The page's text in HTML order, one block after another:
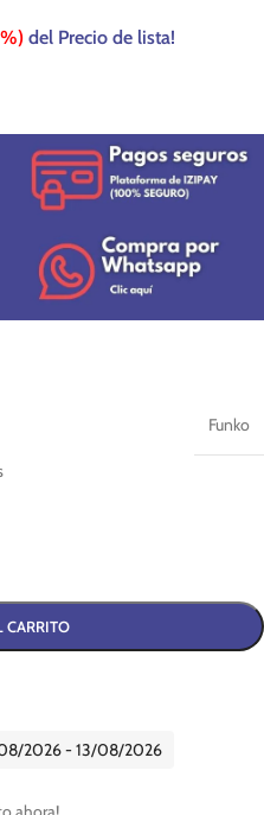
del Precio de lista!
Funko
CARRITO
2026 - 13/08/2026